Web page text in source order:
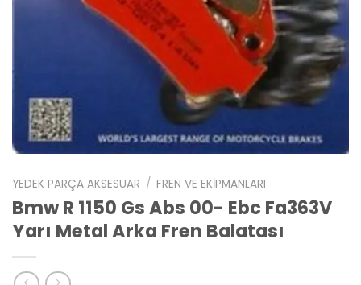
YEDEK PARÇA AKSESUAR / FREN VE EKIPMANLARI
Bmw R 1150 Gs Abs 00- Ebc Fa363V
Yarı Metal Arka Fren Balatası